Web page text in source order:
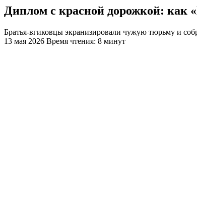
Диплом с красной дорожкой: как
Братья-вгиковцы экранизировали чужую тюрьму и
13 мая 2026 Время чтения: 8 минут